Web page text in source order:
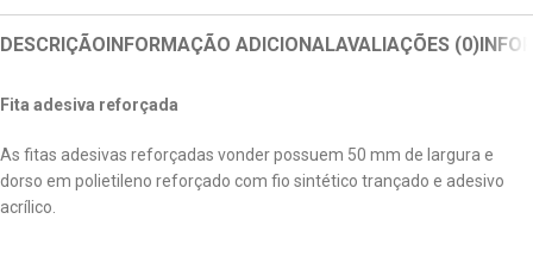
DESCRIÇÃOINFORMAÇÃO ADICIONALAVALIAÇÕES (0)
Fita adesiva reforçada
As fitas adesivas reforçadas vonder possuem 50 mm de largura e
dorso em polietileno reforçado com fio sintético trançado e adesivo
acrílico.